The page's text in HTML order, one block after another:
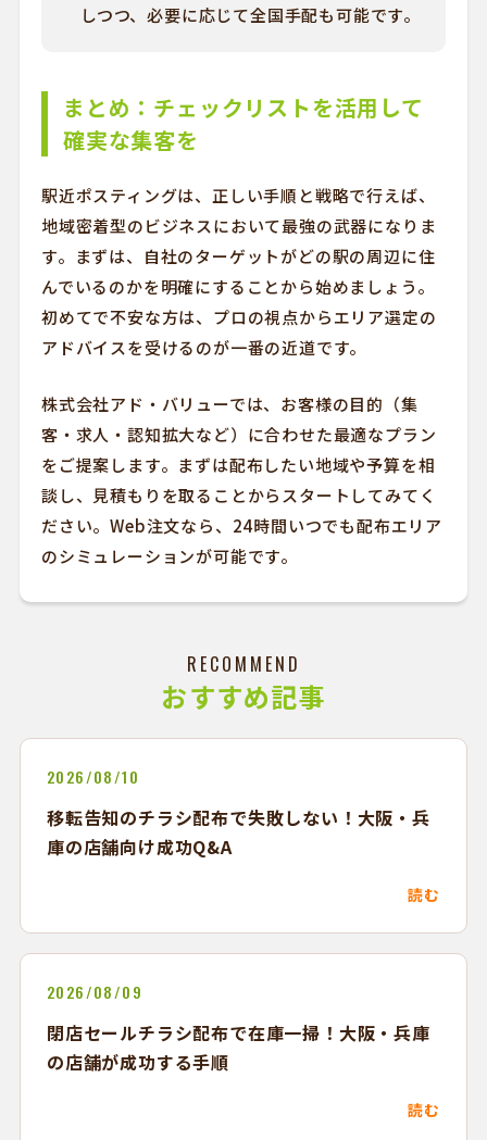
しつつ、必要に応じて全国手配も可能です。
まとめ：チェックリストを活用して
確実な集客を
駅近ポスティングは、正しい手順と戦略で行えば、
地域密着型のビジネスにおいて最強の武器になりま
す。まずは、自社のターゲットがどの駅の周辺に住
んでいるのかを明確にすることから始めましょう。
初めてで不安な方は、プロの視点からエリア選定の
アドバイスを受けるのが一番の近道です。
株式会社アド・バリューでは、お客様の目的（集
客・求人・認知拡大など）に合わせた最適なプラン
をご提案します。まずは配布したい地域や予算を相
談し、見積もりを取ることからスタートしてみてく
ださい。Web注文なら、24時間いつでも配布エリア
のシミュレーションが可能です。
RECOMMEND
おすすめ記事
2026/08/10
移転告知のチラシ配布で失敗しない！大阪・兵
庫の店舗向け成功Q&A
読む
2026/08/09
閉店セールチラシ配布で在庫一掃！大阪・兵庫
の店舗が成功する手順
読む